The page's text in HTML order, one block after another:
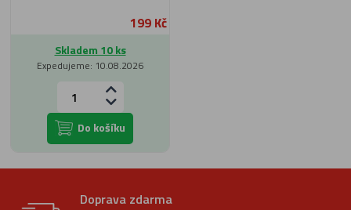
199 Kč
Skladem 10 ks
Expedujeme: 10.08.2026
Do košíku
Doprava zdarma